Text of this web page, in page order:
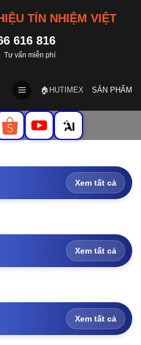
TÍN NHIỆM VIỆT NAM
616 816
Tư vấn miễn phí
🏠HUTIMEX SẢN PHẨM
Xem tất cả
Xem tất cả
Xem tất cả